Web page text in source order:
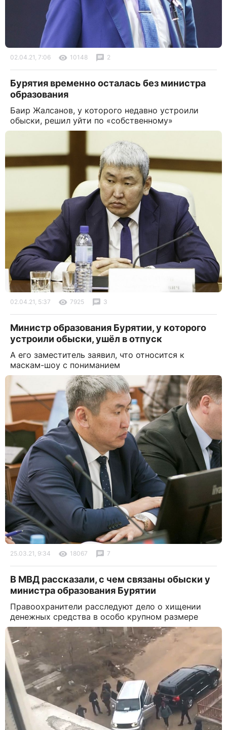
02.04.21, 7:06 10148 2
Бурятия временно осталась без министра
образования
Баир Жалсанов, у которого недавно устроили
обыски, решил уйти по «собственному»
02.04.21, 5:37 7925 3
Министр образования Бурятии, у которого
устроили обыски, ушёл в отпуск
А его заместитель заявил, что относится к
маскам-шоу с пониманием
25.03.21, 9:34 18067 7
В МВД рассказали, с чем связаны обыски у
министра образования Бурятии
Правоохранители расследуют дело о хищении
денежных средства в особо крупном размере